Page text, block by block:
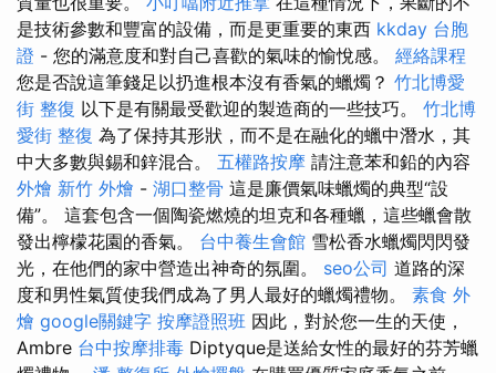
是技術參數和豐富的設備，而是更重要的東西 kkday 台胞
證 - 您的滿意度和對自己喜歡的氣味的愉悅感。 經絡課程
您是否說這筆錢足以扔進根本沒有香氣的蠟燭？ 竹北博愛
街 整復 以下是有關最受歡迎的製造商的一些技巧。 竹北博
愛街 整復 為了保持其形狀，而不是在融化的蠟中潛水，其
中大多數與錫和鋅混合。 五權路按摩 請注意苯和鉛的內容
外燴 新竹 外燴 - 湖口整骨 這是廉價氣味蠟燭的典型“設
備”。 這套包含一個陶瓷燃燒的坦克和各種蠟，這些蠟會散
發出檸檬花園的香氣。 台中養生會館 雪松香水蠟燭閃閃發
光，在他們的家中營造出神奇的氛圍。 seo公司 道路的深
度和男性氣質使我們成為了男人最好的蠟燭禮物。 素食 外
燴 google關鍵字 按摩證照班 因此，對於您一生的天使，
Ambre 台中按摩排毒 Diptyque是送給女性的最好的芬芳蠟